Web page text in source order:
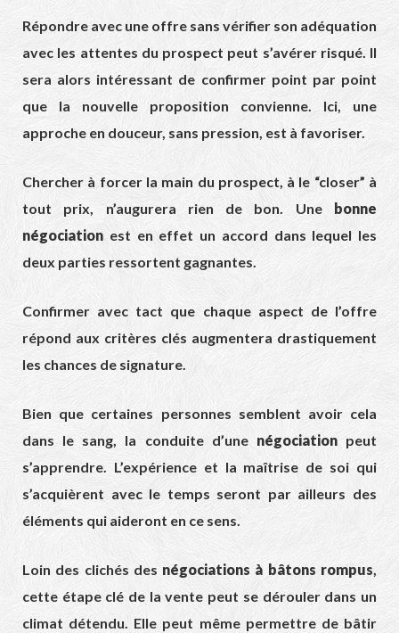
Répondre avec une offre sans vérifier son adéquation
avec les attentes du prospect peut s’avérer risqué. Il
sera alors intéressant de confirmer point par point
que la nouvelle proposition convienne. Ici, une
approche en douceur, sans pression, est à favoriser.
Chercher à forcer la main du prospect, à le “closer” à
tout prix, n’augurera rien de bon. Une bonne
négociation est en effet un accord dans lequel les
deux parties ressortent gagnantes.
Confirmer avec tact que chaque aspect de l’offre
répond aux critères clés augmentera drastiquement
les chances de signature.
Bien que certaines personnes semblent avoir cela
dans le sang, la conduite d’une négociationpeut
s’apprendre. L’expérience et la maîtrise de soi qui
s’acquièrent avec le temps seront par ailleurs des
éléments qui aideront en ce sens.
Loin des clichés des négociations à bâtons rompus,
cette étape clé de la vente peut se dérouler dans un
climat détendu. Elle peut même permettre de bâtir